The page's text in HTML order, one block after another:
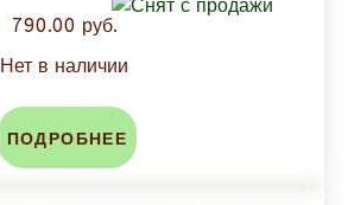
790.00 руб.
Нет в наличии
ПОДРОБНЕЕ